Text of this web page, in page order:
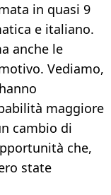
in quasi 9
e italiano.
anche le
Vediamo,
maggiore
cambio di
che,
state